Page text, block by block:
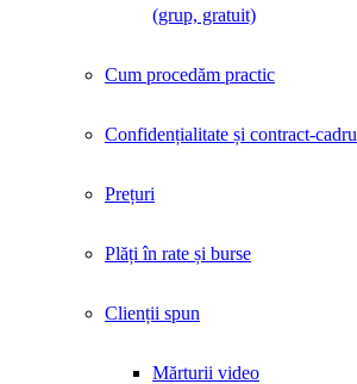
(grup, gratuit)
Cum procedăm practic
Confidențialitate și contract-cadru
Prețuri
Plăți în rate și burse
Clienții spun
Mărturii video